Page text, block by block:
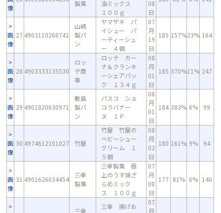
像
製菓
油ミックス
１００ｇ
08
日
画
像
27 4903110268741
山崎
製パ
ン
ヤマザキ パ
イシュー パ
ーティーシュ
ー ４個
07
月
19
日
185 157%23% 164
画
像
28 4903333135530
ロッ
テ商
事
ロッテ ガー
ナ＆クランキ
ーシェアパッ
ク １３４ｇ
08
月
01
日
185 370%11% 247
画
像
29 4901820630971
敷島
製パ
ン
パスコ ショ
コラバナー
ヌ １Ｐ
08
月
01
日
184 383% 6% 99
画
像
30 4974612101027 竹屋
竹屋 竹屋の
ベビーシュー
クリーム １
５個
08
月
02
日
180 161% 9% 94
画
像
31 4901626034454
三幸
製菓
三幸製菓 極
上のうす焼ざ
らめミック
ス １００ｇ
07
月
08
日
177 81% 6% 140
三幸
三幸 揚げお
07
月